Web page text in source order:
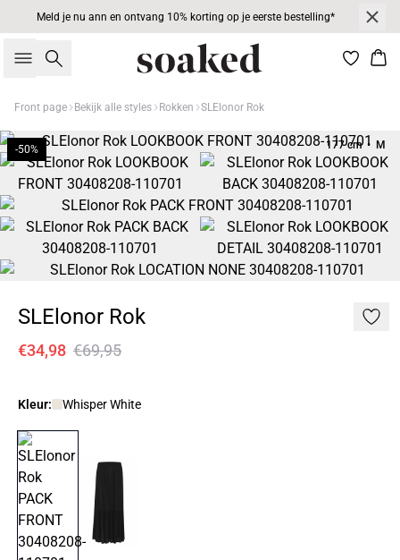
Meld je nu ann en ontvang 10% korting op je eerste bestelling*
Zoeken
Front page Bekijk alle styles Rokken SLElonor Rok
177 cm • M
-50%
SLElonor Rok
€34,98 €69,95
Kleur: Whisper White